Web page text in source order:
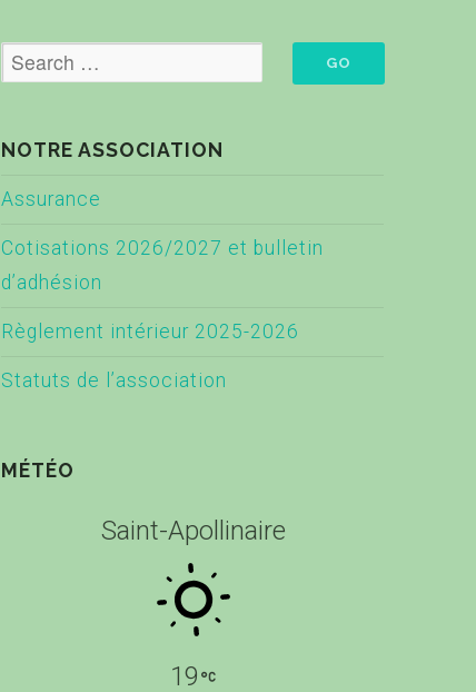
NOTRE ASSOCIATION
Assurance
Cotisations 2026/2027 et bulletin
d’adhésion
Règlement intérieur 2025-2026
Statuts de l’association
MÉTÉO
Saint-Apollinaire
19